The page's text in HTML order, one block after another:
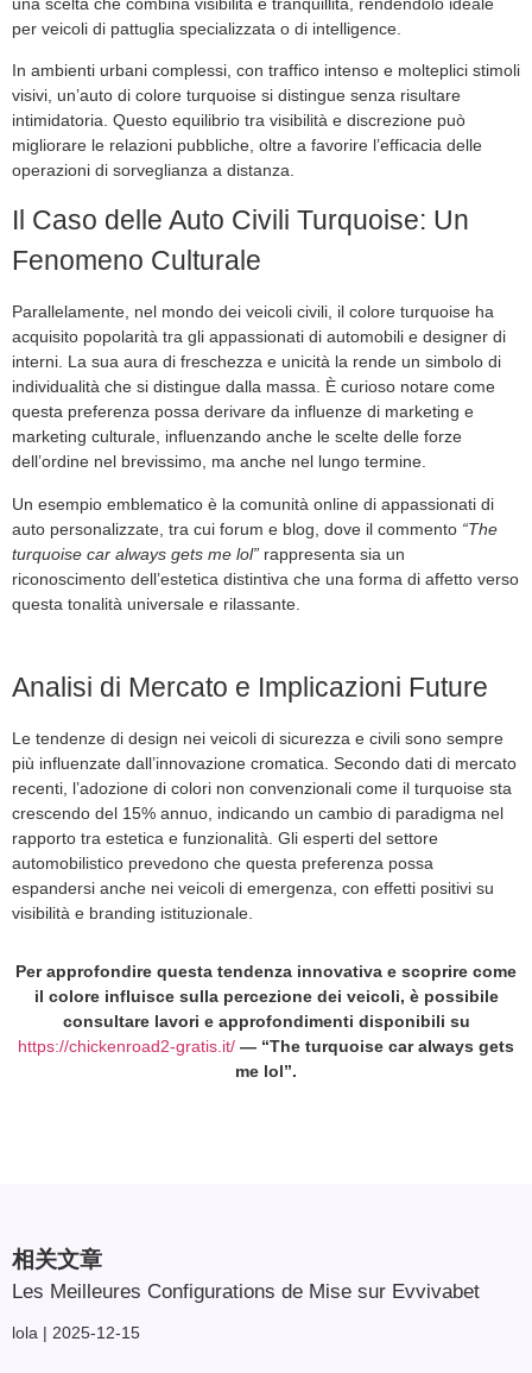
per veicoli di pattuglia specializzata o di intelligence.
In ambienti urbani complessi, con traffico intenso e molteplici stimoli
visivi, un’auto di colore turquoise si distingue senza risultare
intimidatoria. Questo equilibrio tra visibilità e discrezione può
migliorare le relazioni pubbliche, oltre a favorire l’efficacia delle
operazioni di sorveglianza a distanza.
Il Caso delle Auto Civili Turquoise: Un
Fenomeno Culturale
Parallelamente, nel mondo dei veicoli civili, il colore turquoise ha
acquisito popolarità tra gli appassionati di automobili e designer di
interni. La sua aura di freschezza e unicità la rende un simbolo di
individualità che si distingue dalla massa. È curioso notare come
questa preferenza possa derivare da influenze di marketing e
marketing culturale, influenzando anche le scelte delle forze
dell’ordine nel brevissimo, ma anche nel lungo termine.
Un esempio emblematico è la comunità online di appassionati di
auto personalizzate, tra cui forum e blog, dove il commento “The
turquoise car always gets me lol” rappresenta sia un
riconoscimento dell’estetica distintiva che una forma di affetto verso
questa tonalità universale e rilassante.
Analisi di Mercato e Implicazioni Future
Le tendenze di design nei veicoli di sicurezza e civili sono sempre
più influenzate dall’innovazione cromatica. Secondo dati di mercato
recenti, l’adozione di colori non convenzionali come il turquoise sta
crescendo del 15% annuo, indicando un cambio di paradigma nel
rapporto tra estetica e funzionalità. Gli esperti del settore
automobilistico prevedono che questa preferenza possa
espandersi anche nei veicoli di emergenza, con effetti positivi su
visibilità e branding istituzionale.
Per approfondire questa tendenza innovativa e scoprire come
il colore influisce sulla percezione dei veicoli, è possibile
consultare lavori e approfondimenti disponibili su
https://chickenroad2-gratis.it/ — “The turquoise car always gets
me lol”.
相关文章
Les Meilleures Configurations de Mise sur Evvivabet
lola 2025-12-15